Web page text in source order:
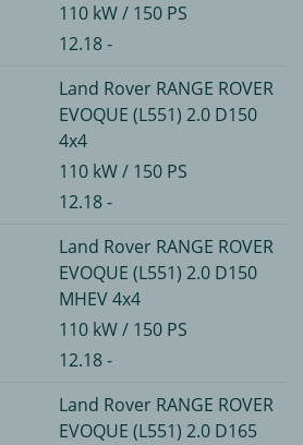
110 kW / 150 PS
12.18 -
Land Rover RANGE ROVER
EVOQUE (L551) 2.0 D150
4x4
110 kW / 150 PS
12.18 -
Land Rover RANGE ROVER
EVOQUE (L551) 2.0 D150
MHEV 4x4
110 kW / 150 PS
12.18 -
Land Rover RANGE ROVER
EVOQUE (L551) 2.0 D165